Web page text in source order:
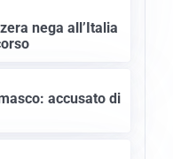
nega all’Italia
accusato di